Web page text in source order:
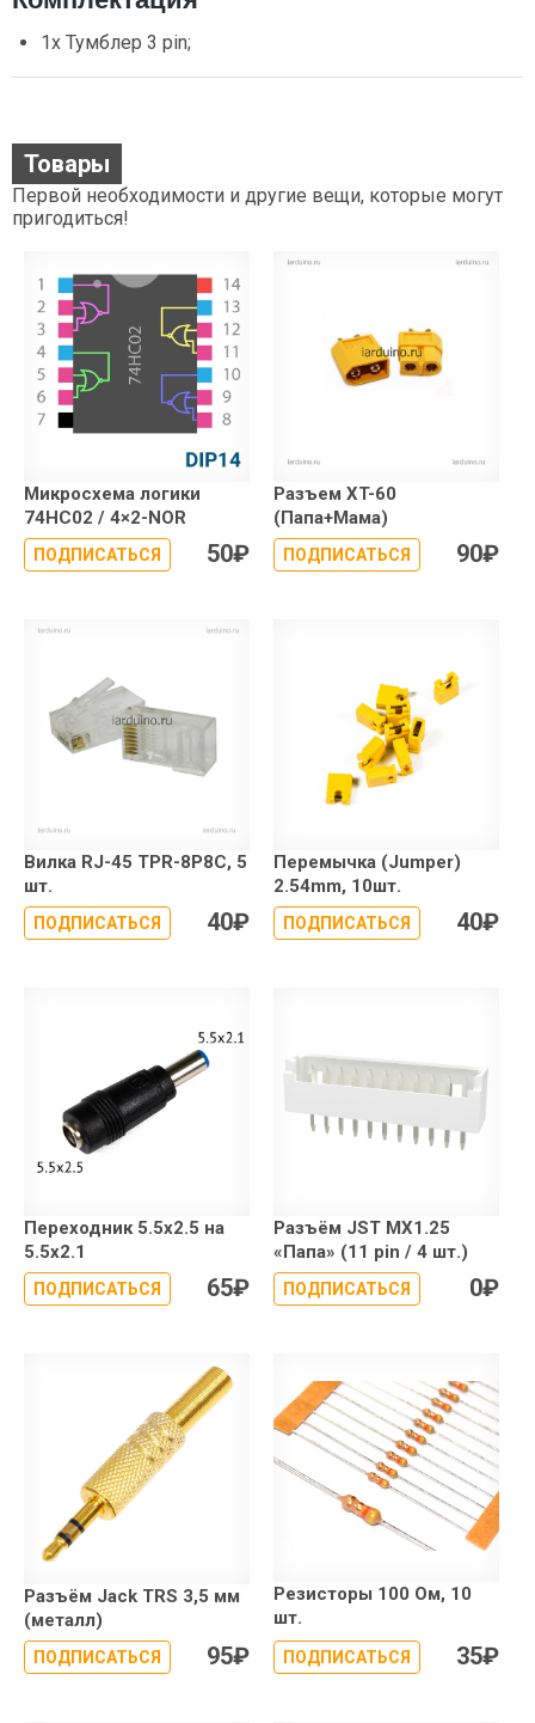
1х Тумблер 3 pin;
Товары
Первой необходимости и другие вещи, которые могут
пригодиться!
Микросхема логики
74HC02 / 4×2-NOR
ПОДПИСАТЬСЯ 50₽
Разъем XT-60
(Папа+Мама)
ПОДПИСАТЬСЯ 90₽
Вилка RJ-45 TPR-8P8C, 5
шт.
ПОДПИСАТЬСЯ 40₽
Перемычка (Jumper)
2.54mm, 10шт.
ПОДПИСАТЬСЯ 40₽
Переходник 5.5x2.5 на
5.5x2.1
ПОДПИСАТЬСЯ 65₽
Разъём JST MX1.25
«Папа» (11 pin / 4 шт.)
ПОДПИСАТЬСЯ 0₽
Разъём Jack TRS 3,5 мм
(металл)
ПОДПИСАТЬСЯ 95₽
Резисторы 100 Ом, 10
шт.
ПОДПИСАТЬСЯ 35₽